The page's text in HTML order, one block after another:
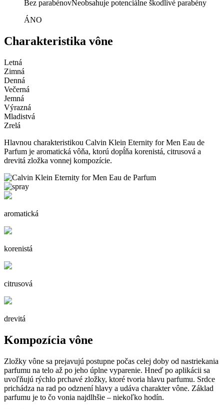
Bez parabénovNeobsahuje potenciálne škodlivé parabény
ÁNO
Charakteristika vône
Letná
Zimná
Denná
Večerná
Jemná
Výrazná
Mladistvá
Zrelá
Hlavnou charakteristikou Calvin Klein Eternity for Men Eau de
Parfum je aromatická vôňa, ktorú dopĺňa korenistá, citrusová a
drevitá zložka vonnej kompozície.
aromatická
korenistá
citrusová
drevitá
Kompozícia vône
Zložky vône sa prejavujú postupne počas celej doby od nastriekania
parfumu na telo až po jeho úplne vyparenie. Hneď po aplikácii sa
uvoľňujú rýchlo prchavé zložky, ktoré tvoria hlavu parfumu. Srdce
prichádza na rad po odznení hlavy a udáva charakter vône. Základ
parfumu je to čo vonia najdlhšie – niekoľko hodín.